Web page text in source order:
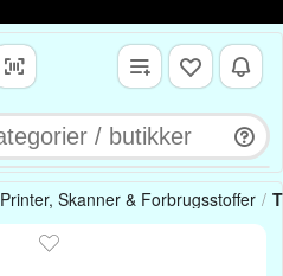
Printer, Skanner & Forbrugsstoffer